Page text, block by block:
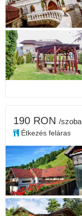
190 RON /szoba
Étkezés feláras